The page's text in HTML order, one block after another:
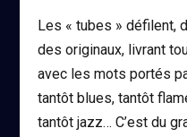
Les « tubes » défilent,
des originaux, livrant
avec les mots portés
tantôt blues, tantôt
tantôt jazz… C’est du